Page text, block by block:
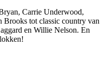
Carrie Underwood,
Brooks tot classic country van
en Willie Nelson. En